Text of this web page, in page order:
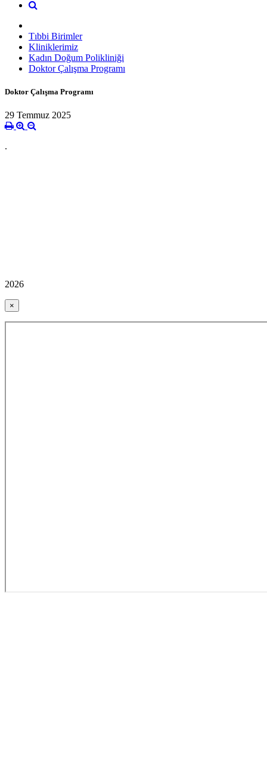
Tıbbi Birimler
Kliniklerimiz
Kadın Doğum Polikliniği
Doktor Çalışma Programı
Doktor Çalışma Programı
29 Temmuz 2025
.
2026
×